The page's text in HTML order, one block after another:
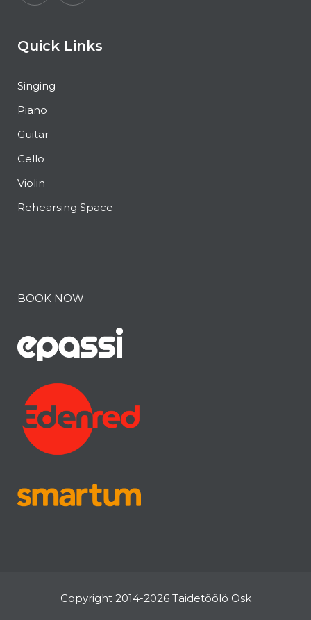
Quick Links
Singing
Piano
Guitar
Cello
Violin
Rehearsing Space
BOOK NOW
Copyright 2014-2026 Taidetöölö Osk